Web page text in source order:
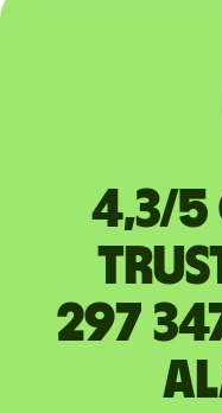
4,3/
297